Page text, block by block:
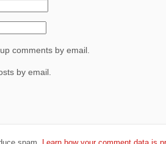
comments by email.
by email.